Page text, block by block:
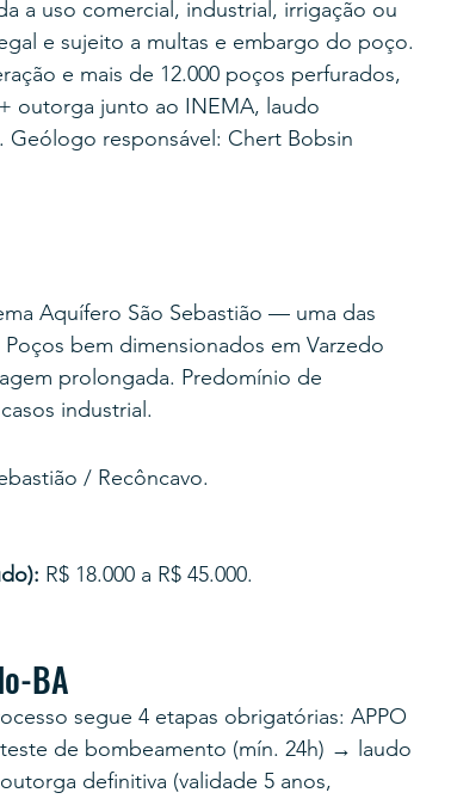
a uso comercial, industrial, irrigação ou
e sujeito a multas e embargo do poço.
e mais de 12.000 poços perfurados,
outorga junto ao INEMA, laudo
responsável: Chert Bobsin
Aquífero São Sebastião — uma das
bem dimensionados em Varzedo
prolongada. Predomínio de
industrial.
/ Recôncavo.
R$ 18.000 a R$ 45.000.
BA
segue 4 etapas obrigatórias: APPO
de bombeamento (mín. 24h) → laudo
definitiva (validade 5 anos,